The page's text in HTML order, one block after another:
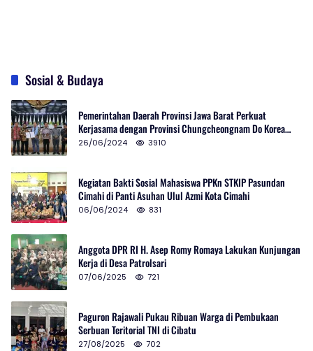
Sosial & Budaya
Pemerintahan Daerah Provinsi Jawa Barat Perkuat
Kerjasama dengan Provinsi Chungcheongnam Do Korea
Selatan
26/06/2024 3910
Kegiatan Bakti Sosial Mahasiswa PPKn STKIP Pasundan
Cimahi di Panti Asuhan Ulul Azmi Kota Cimahi
06/06/2024 831
Anggota DPR RI H. Asep Romy Romaya Lakukan Kunjungan
Kerja di Desa Patrolsari
07/06/2025 721
Paguron Rajawali Pukau Ribuan Warga di Pembukaan
Serbuan Teritorial TNI di Cibatu
27/08/2025 702